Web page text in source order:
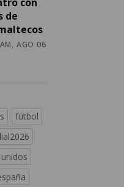
de
AGO 06
fútbol